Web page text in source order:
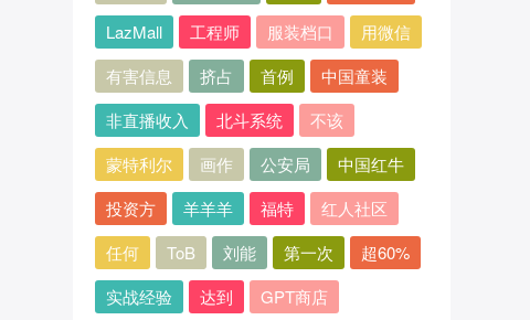
LazMall
工程师 服装档口
用微信
有害信息
挤占 首例
中国童装
非直播收入
北斗系统
不该
蒙特利尔
画作 公安局
中国红牛
投资方
羊羊羊 福特
红人社区
任何
ToB 刘能 第一次
超60%
实战经验
达到
GPT商店